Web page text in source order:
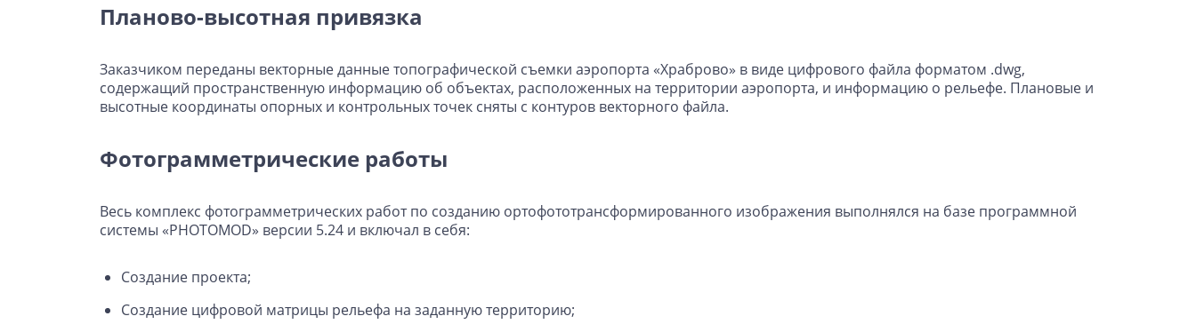
Планово-высотная привязка
Заказчиком переданы векторные данные топографической съемки аэропорта «Храброво» в виде цифрового файла форматом .dwg,
содержащий пространственную информацию об объектах, расположенных на территории аэропорта, и информацию о рельефе. Плановые и
высотные координаты опорных и контрольных точек сняты с контуров векторного файла.
Фотограмметрические работы
Весь комплекс фотограмметрических работ по созданию ортофототрансформированного изображения выполнялся на базе программной
системы «PHOTOMOD» версии 5.24 и включал в себя:
Создание проекта;
Создание цифровой матрицы рельефа на заданную территорию;